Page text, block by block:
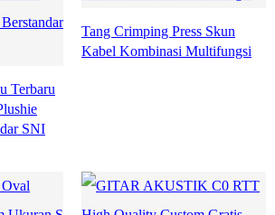
Terbaru
SNI
Tang Crimping Press Skun
Kabel Kombinasi Multifungsi